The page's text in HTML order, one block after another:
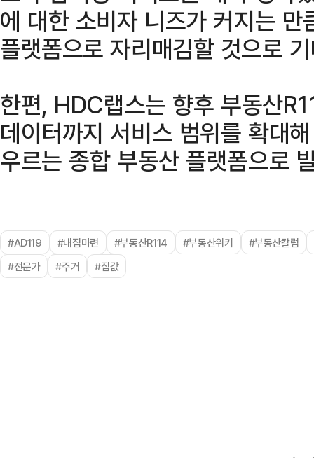
에 대한 소비자 니즈가 커지는
플랫폼으로 자리매김할 것으로
한편, HDC랩스는 향후 부동산
데이터까지 서비스 범위를 확대
우르는 종합 부동산 플랫폼으로
#AD119 #내집마련 #부동산R114 #부동산위키
#부동산칼럼
#전문가
#주거 #집값